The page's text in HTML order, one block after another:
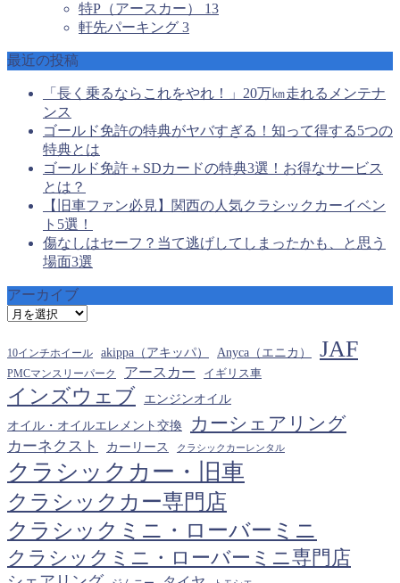
特P（アースカー） 13
軒先パーキング 3
最近の投稿
「長く乗るならこれをやれ！」20万㎞走れるメンテナ
ンス
ゴールド免許の特典がヤバすぎる！知って得する5つの
特典とは
ゴールド免許＋SDカードの特典3選！お得なサービス
とは？
【旧車ファン必見】関西の人気クラシックカーイベン
ト5選！
傷なしはセーフ？当て逃げしてしまったかも、と思う
場面3選
アーカイブ
ア
カ
イ
ブ
10インチホイール akippa（アキッパ） Anyca（エニカ） JAF
PMCマンスリーパーク アースカー イギリス車
インズウェブ エンジンオイル
オイル・オイルエレメント交換 カーシェアリング
カーネクスト カーリース クラシックカーレンタル
クラシックカー・旧車
クラシックカー専門店
クラシックミニ・ローバーミニ
クラシックミニ・ローバーミニ専門店